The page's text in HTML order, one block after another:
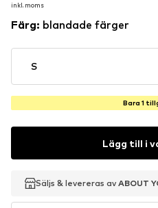
inkl. moms
inkl. moms
inkl. moms
Färg: blandade färger
S
Bara 1
Lägg till i
Säljs & levereras av ABOUT
Säljs & levereras av ABOUT
Säljs & levereras av ABOUT